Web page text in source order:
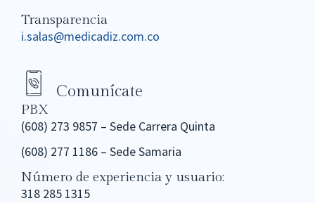
Transparencia
i.salas@medicadiz.com.co
Comunícate
PBX
(608) 273 9857 – Sede Carrera Quinta
(608) 277 1186 – Sede Samaria
Número de experiencia y usuario:
318 285 1315